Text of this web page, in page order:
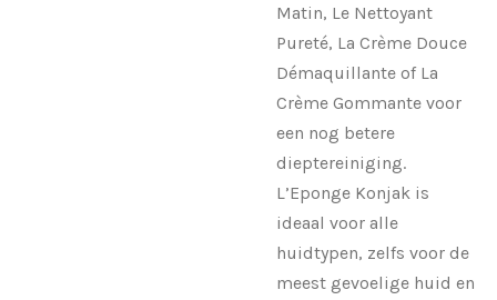
Matin, Le Nettoyant
Pureté, La Crème Douce
Démaquillante of La
Crème Gommante voor
een nog betere
dieptereiniging.
L’Eponge Konjak is
ideaal voor alle
huidtypen, zelfs voor de
meest gevoelige huid en